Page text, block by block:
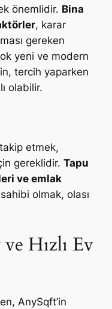
önemlidir. Bina
, karar
gereken
yeni ve modern
tercih yaparken
olabilir.
etmek,
gereklidir.Tapu
ve emlak
olmak, olası
Hızlı Ev
AnySqft’in